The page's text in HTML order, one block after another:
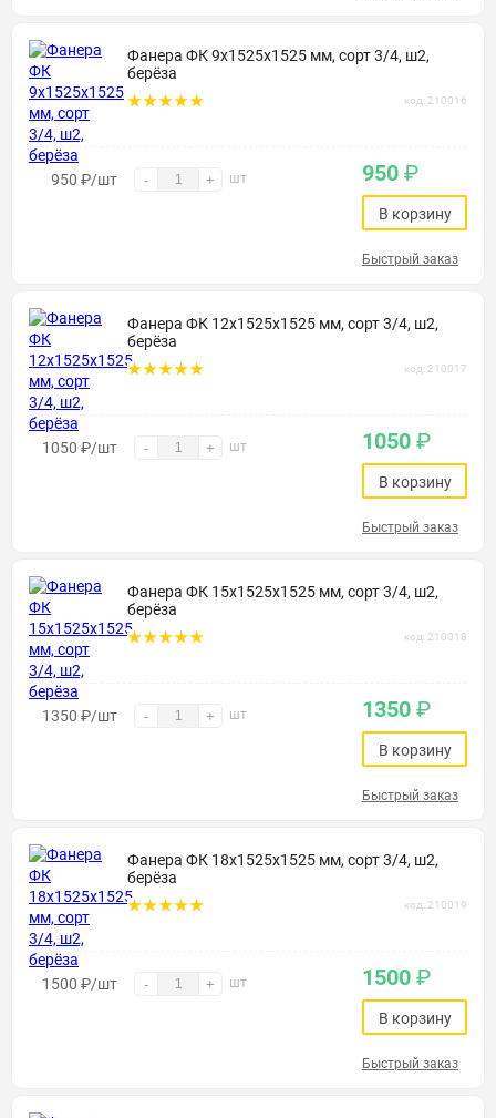
Фанера ФК 9х1525х1525 мм, сорт 3/4, ш2,
берёза
код: 210016
950 ₽/шт - + шт 950 ₽
В корзину
Быстрый заказ
Фанера ФК 12х1525х1525 мм, сорт 3/4, ш2,
берёза
код: 210017
1050 ₽/шт - + шт 1050 ₽
В корзину
Быстрый заказ
Фанера ФК 15х1525х1525 мм, сорт 3/4, ш2,
берёза
код: 210018
1350 ₽/шт - + шт 1350 ₽
В корзину
Быстрый заказ
Фанера ФК 18х1525х1525 мм, сорт 3/4, ш2,
берёза
код: 210019
1500 ₽/шт - + шт 1500 ₽
В корзину
Быстрый заказ